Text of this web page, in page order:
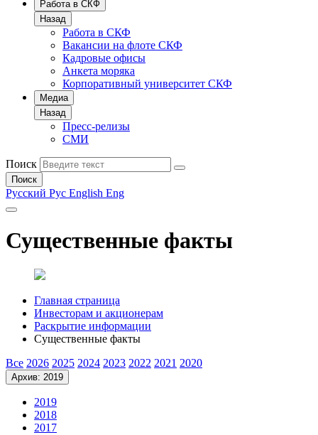
Работа в СКФ
Назад
Работа в СКФ
Вакансии на флоте СКФ
Кадровые офисы
Анкета моряка
Корпоративный университет СКФ
Медиа
Назад
Пресс-релизы
СМИ
Поиск
Поиск
Русский Рус English Eng
Существенные факты
Главная страница
Инвесторам и акционерам
Раскрытие информации
Существенные факты
Все 2026 2025 2024 2023 2022 2021 2020
Архив: 2019
2019
2018
2017